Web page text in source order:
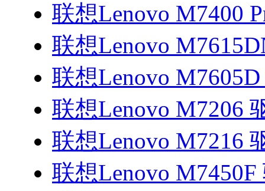
联想Lenovo M7400
联想Lenovo
联想Lenovo
联想Lenovo M7206
联想Lenovo M7216
联想Lenovo M7450F